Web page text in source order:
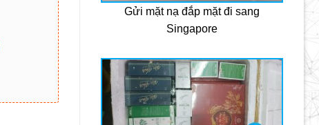
Gửi mặt nạ đắp mặt đi sang
Singapore